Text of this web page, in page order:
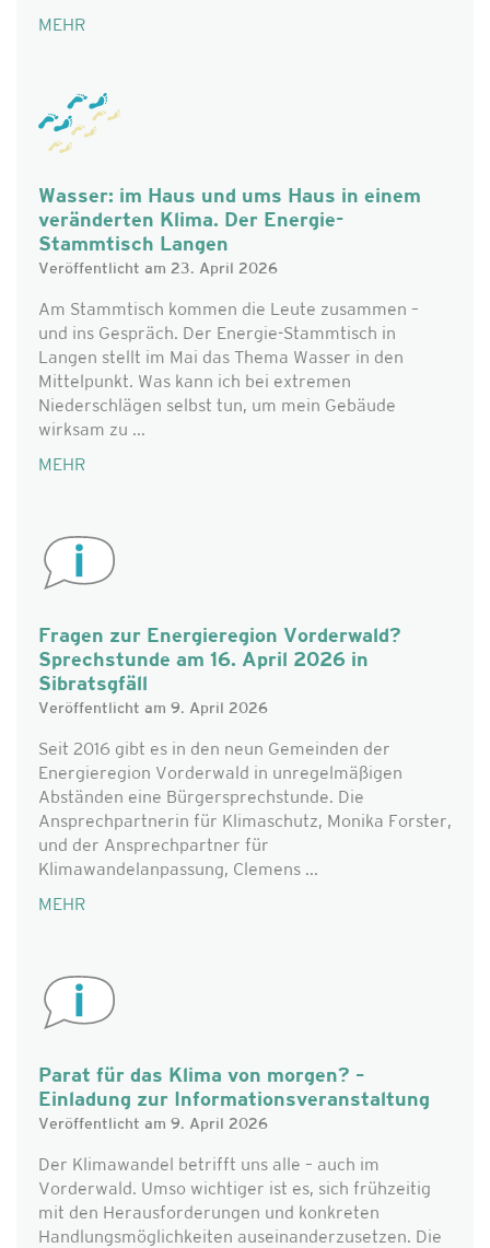
MEHR
Wasser: im Haus und ums Haus in einem
veränderten Klima. Der Energie-
Stammtisch Langen
Veröffentlicht am 23. April 2026
Am Stammtisch kommen die Leute zusammen –
und ins Gespräch. Der Energie-Stammtisch in
Langen stellt im Mai das Thema Wasser in den
Mittelpunkt. Was kann ich bei extremen
Niederschlägen selbst tun, um mein Gebäude
wirksam zu ...
MEHR
Fragen zur Energieregion Vorderwald?
Sprechstunde am 16. April 2026 in
Sibratsgfäll
Veröffentlicht am 9. April 2026
Seit 2016 gibt es in den neun Gemeinden der
Energieregion Vorderwald in unregelmäßigen
Abständen eine Bürgersprechstunde. Die
Ansprechpartnerin für Klimaschutz, Monika Forster,
und der Ansprechpartner für
Klimawandelanpassung, Clemens ...
MEHR
Parat für das Klima von morgen? –
Einladung zur Informationsveranstaltung
Veröffentlicht am 9. April 2026
Der Klimawandel betrifft uns alle – auch im
Vorderwald. Umso wichtiger ist es, sich frühzeitig
mit den Herausforderungen und konkreten
Handlungsmöglichkeiten auseinanderzusetzen. Die